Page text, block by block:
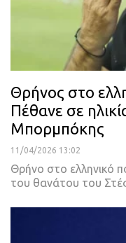
Θρήνος στο
Πέθανε σε
Μπορμπόκης
11/04/2026 13:02
Θρήνο στο ελληνικό
του θανάτου του